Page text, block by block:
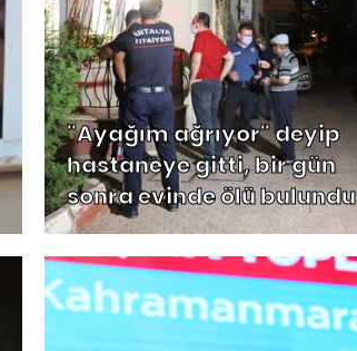
"Ayağım ağrıyor" deyip
hastaneye gitti, bir gün
sonra evinde ölü bulundu